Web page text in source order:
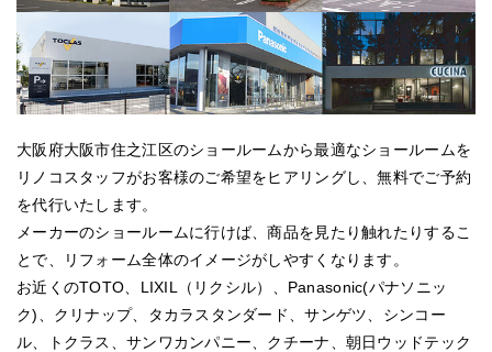
大阪府大阪市住之江区のショールームから最適なショールームを
リノコスタッフがお客様のご希望をヒアリングし、無料でご予約
を代行いたします。
メーカーのショールームに行けば、商品を見たり触れたりするこ
とで、リフォーム全体のイメージがしやすくなります。
お近くのTOTO、LIXIL（リクシル）、Panasonic(パナソニッ
ク)、クリナップ、タカラスタンダード、サンゲツ、シンコー
ル、トクラス、サンワカンパニー、クチーナ、朝日ウッドテック